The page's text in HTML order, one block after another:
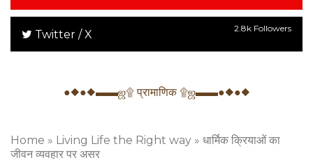
Twitter / X 2.8k Followers
●◆●◆▬▬ஜ۩ प्रामाणिक ۩ஜ▬▬●◆●◆
Home » Living Life the Right way » धार्मिक क्रियाओं का
जीवन व्यवहार पर असर